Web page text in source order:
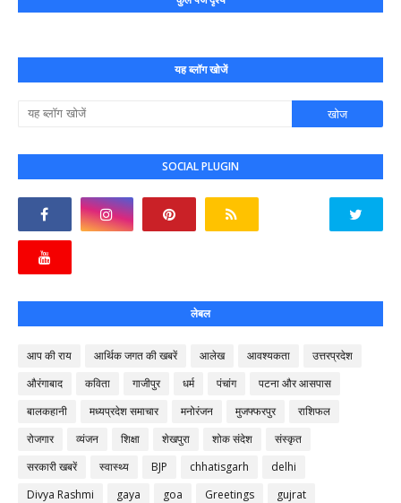
यह ब्लॉग खोजें
SOCIAL PLUGIN
लेबल
आप की राय आर्थिक जगत की खबरें आलेख आवश्यकता
उत्तरप्रदेश
औरंगाबाद
कविता गाजीपुर धर्म पंचांग
पटना और आसपास
बालकहानी
मध्यप्रदेश समाचार मनोरंजन मुजफ्फरपुर
राशिफल
रोजगार
व्यंजन शिक्षा शेखपुरा शोक संदेश
संस्कृत
सरकारी खबरें
स्वास्थ्य BJP chhatisgarh
delhi
Divya Rashmi
gaya goa Greetings
gujrat